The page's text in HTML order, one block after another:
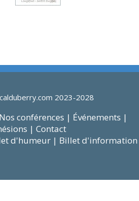
2023-2028
Nos conférences | Événements |
| Contact
d'humeur | Billet d'information